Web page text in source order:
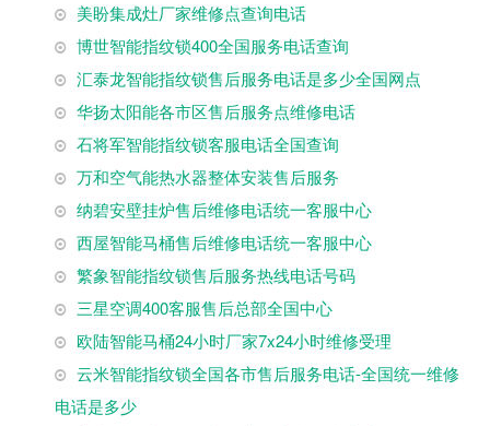
美盼集成灶厂家维修点查询电话
博世智能指纹锁400全国服务电话查询
汇泰龙智能指纹锁售后服务电话是多少全国网点
华扬太阳能各市区售后服务点维修电话
石将军智能指纹锁客服电话全国查询
万和空气能热水器整体安装售后服务
纳碧安壁挂炉售后维修电话统一客服中心
西屋智能马桶售后维修电话统一客服中心
繁象智能指纹锁售后服务热线电话号码
三星空调400客服售后总部全国中心
欧陆智能马桶24小时厂家7x24小时维修受理
云米智能指纹锁全国各市售后服务电话-全国统一维修
电话是多少